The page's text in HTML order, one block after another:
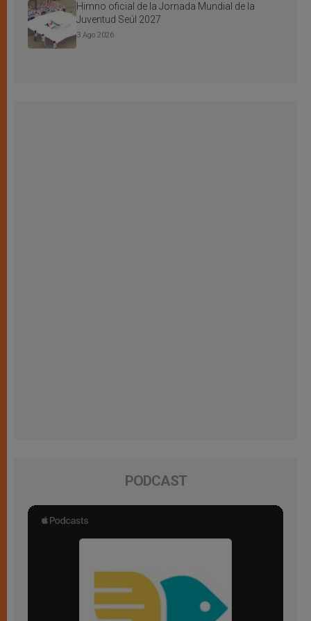
Himno oficial de la Jornada Mundial de la
Juventud Seúl 2027
3 Ago 2026
PODCAST